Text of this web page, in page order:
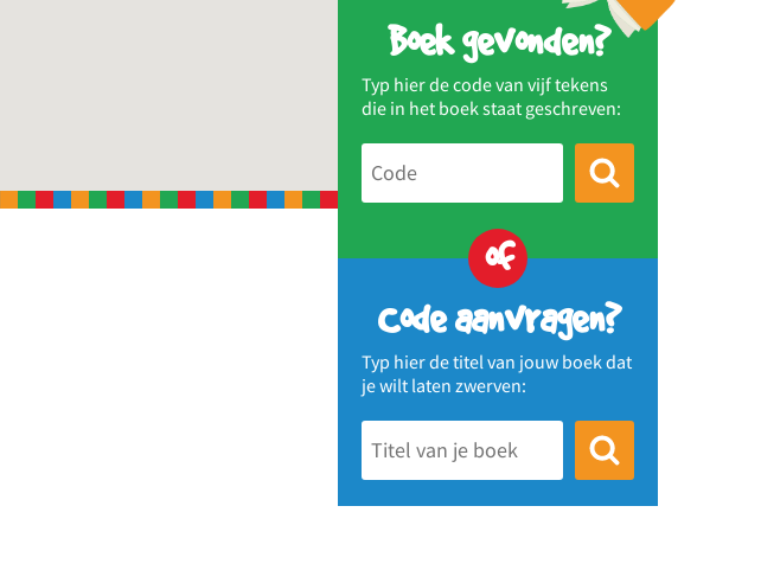
Boek gevonden?
Typ hier de code van vijf tekens
die in het boek staat geschreven:
of
Code aanvragen?
Typ hier de titel van jouw boek dat
je wilt laten zwerven: